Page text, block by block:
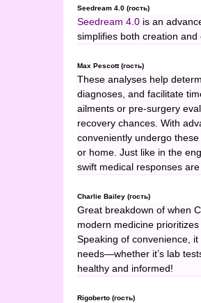
Seedream 4.0 (гость)
Seedream 4.0 is an
simplifies both creation and
Max Pescott (гость)
These analyses help
diagnoses, and facilitate
ailments or pre-surgery
recovery chances. With
conveniently undergo
or home. Just like in the
swift medical responses
Charlie Bailey (гость)
Great breakdown of when
modern medicine
Speaking of convenience,
needs—whether it’s lab
healthy and informed!
Rigoberto (гость)